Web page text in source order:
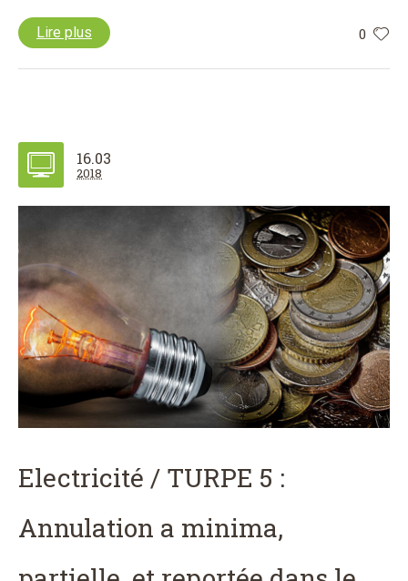
0
Lire plus
16.03
2018
Electricité / TURPE 5 :
Annulation a minima,